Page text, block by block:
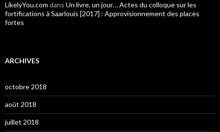
LikelyYou.com dans Un livre, un jour… Actes du colloque sur les
fortifications à Saarlouis [2017] : Approvisionnement des places
fortes
ARCHIVES
octobre 2018
août 2018
juillet 2018